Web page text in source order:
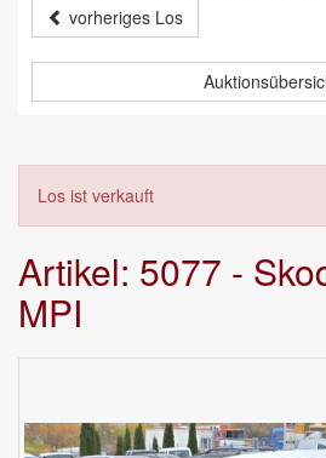
vorheriges Los
Los ist verkauft
Artikel: 5077 -
MPI